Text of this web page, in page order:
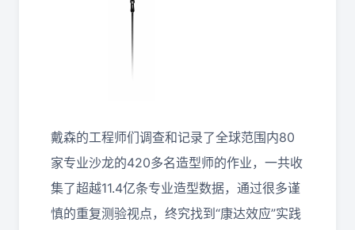
戴森的工程师们调查和记录了全球范围内80
家专业沙龙的420多名造型师的作业，一共收
集了超越11.4亿条专业造型数据，通过很多谨
慎的重复测验视点，终究找到“康达效应”实践